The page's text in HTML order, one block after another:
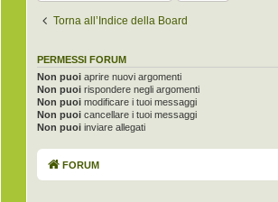
Torna all’Indice della Board
PERMESSI FORUM
Non puoi aprire nuovi argomenti
Non puoi rispondere negli argomenti
Non puoi modificare i tuoi messaggi
Non puoi cancellare i tuoi messaggi
Non puoi inviare allegati
FORUM